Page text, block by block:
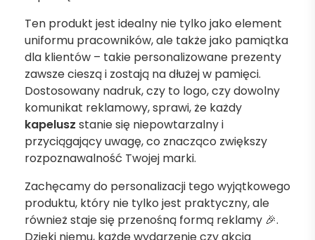
Ten produkt jest idealny nie tylko jako element
uniformu pracowników, ale także jako pamiątka
dla klientów – takie personalizowane prezenty
zawsze cieszą i zostają na dłużej w pamięci.
Dostosowany nadruk, czy to logo, czy dowolny
komunikat reklamowy, sprawi, że każdy
kapelusz stanie się niepowtarzalny i
przyciągający uwagę, co znacząco zwiększy
rozpoznawalność Twojej marki.
Zachęcamy do personalizacji tego wyjątkowego
produktu, który nie tylko jest praktyczny, ale
również staje się przenośną formą reklamy 🎉.